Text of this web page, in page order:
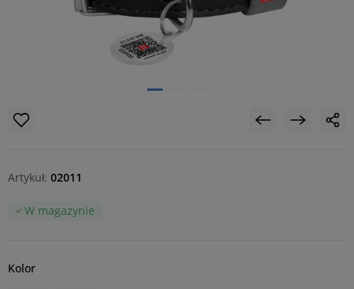
Artykuł: 02011
W magazynie
Kolor